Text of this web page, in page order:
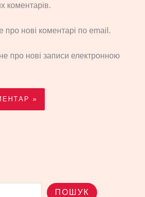
коментарів.
про нові коментарі по email.
про нові записи електронною
ПОШУК